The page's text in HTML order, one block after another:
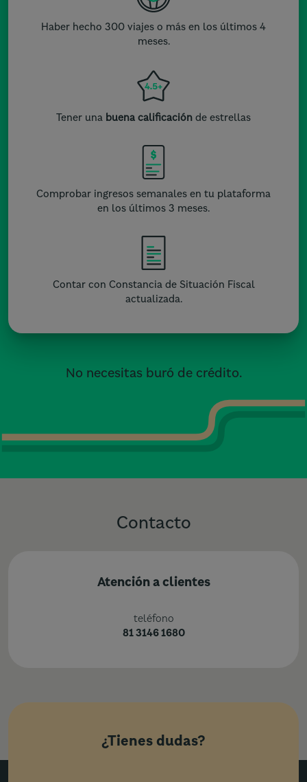
Haber hecho 300 viajes o más en los últimos 4
meses.
Tener una buena calificación de estrellas
Comprobar ingresos semanales en tu plataforma
en los últimos 3 meses.
Contar con Constancia de Situación Fiscal
actualizada.
No necesitas buró de crédito.
Contacto
Atención a clientes
teléfono
81 3146 1680
¿Tienes dudas?